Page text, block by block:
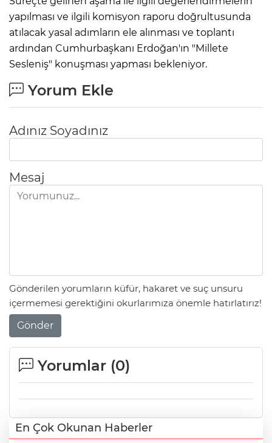
yapılması ve ilgili komisyon raporu doğrultusunda
atılacak yasal adımların ele alınması ve toplantı
ardından Cumhurbaşkanı Erdoğan'ın "Millete
Sesleniş" konuşması yapması bekleniyor.
Yorum Ekle
Adınız Soyadınız
Mesaj
Gönderilen yorumların küfür, hakaret ve suç unsuru
içermemesi gerektiğini okurlarımıza önemle hatırlatırız!
Gönder
Yorumlar (0)
En Çok Okunan Haberler